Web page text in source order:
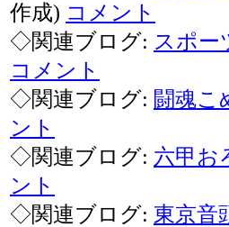
作成) コメント
◇関連ブログ: スポー
コメント
◇関連ブログ: 闘魂こ
ント
◇関連ブログ: 六甲お
ント
◇関連ブログ: 東京音